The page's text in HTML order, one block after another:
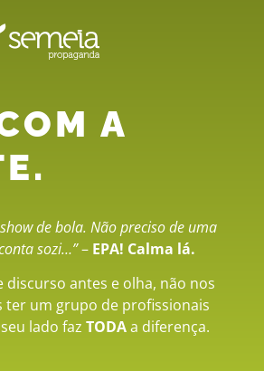
A
de bola. Não preciso de uma
sozi…”– EPA! Calma lá.
discurso antes e olha, não nos
ter um grupo de profissionais
lado faz TODAa diferença.